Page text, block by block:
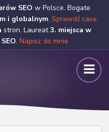
SEO w Polsce. Bogate
i globalnym. Sprawdź case
stron. Laureat3. miejsca w
. Napisz do mnie